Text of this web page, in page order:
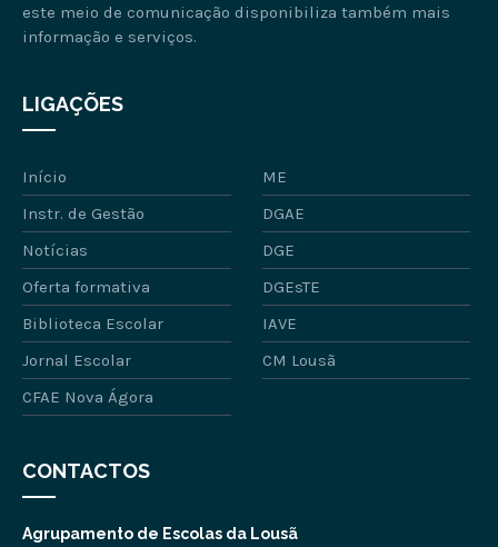
este meio de comunicação disponibiliza também mais
informação e serviços.
LIGAÇÕES
Início
ME
Instr. de Gestão
DGAE
Notícias
DGE
Oferta formativa
DGEsTE
Biblioteca Escolar
IAVE
Jornal Escolar
CM Lousã
CFAE Nova Ágora
CONTACTOS
Agrupamento de Escolas da Lousã